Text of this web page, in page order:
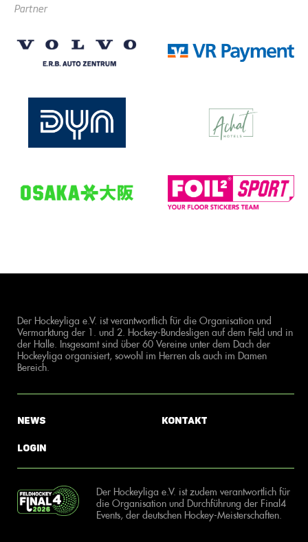
Partner
Der Hockeyliga e.V. ist verantwortlich für die Organisation und
Vermarktung der 1. und 2. Hockey-Bundesligen auf dem Feld und in
der Halle. Insgesamt sind über 60 Vereine unter dem Dach der
Hockeyliga organisiert, sowohl im Herren als auch im Damen
Bereich.
News
Login
Kontakt
Der Hockeyliga e.V. ist zudem verantwortlich für
die Organisation und Durchführung der Final4
Events, der deutschen Hockey-Meisterschaften.